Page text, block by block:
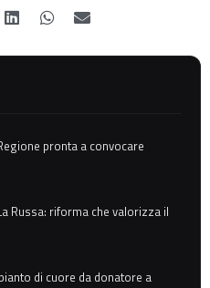
pronta a convocare
Russa: riforma che valorizza il
di cuore da donatore a